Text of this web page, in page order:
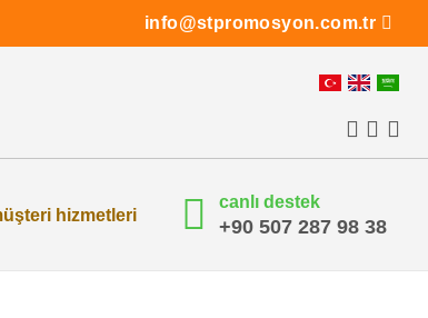
info@stpromosyon.com.tr
hizmetleri
canlı destek
+90 507 287 98 38